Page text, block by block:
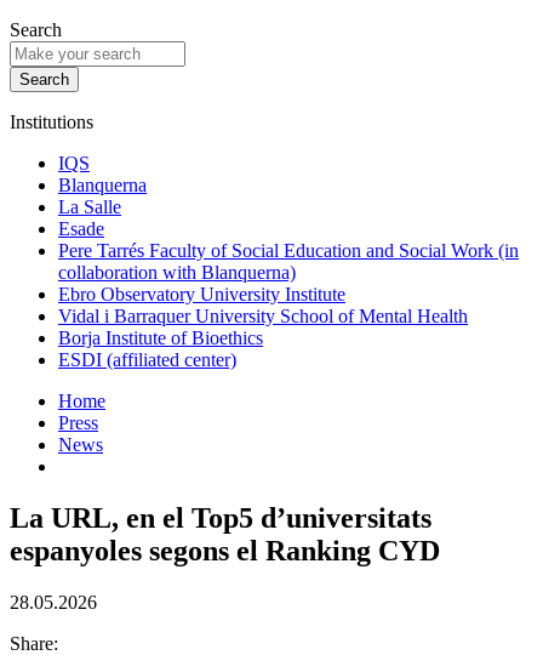
Search
Institutions
IQS
Blanquerna
La Salle
Esade
Pere Tarrés Faculty of Social Education and Social Work (in
collaboration with Blanquerna)
Ebro Observatory University Institute
Vidal i Barraquer University School of Mental Health
Borja Institute of Bioethics
ESDI (affiliated center)
Home
Press
News
La URL, en el Top5 d’universitats
espanyoles segons el Ranking CYD
28.05.2026
Share: